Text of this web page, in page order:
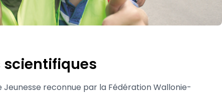
scientifiques
Jeunesse reconnue par la Fédération Wallonie-